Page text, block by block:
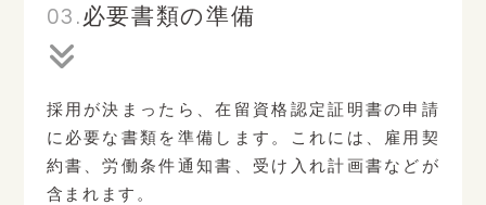
03.必要書類の準備
採用が決まったら、在留資格認定証明書の申請
に必要な書類を準備します。これには、雇用契
約書、労働条件通知書、受け入れ計画書などが
含まれます。